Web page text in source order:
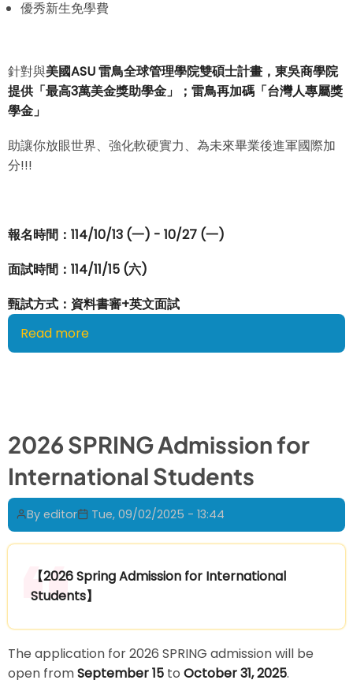
優秀新生免學費
針對與美國ASU 雷鳥全球管理學院雙碩士計畫，東吳商學院
提供「最高3萬美金獎助學金」；雷鳥再加碼「台灣人專屬獎
學金」
助讓你放眼世界、強化軟硬實力、為未來畢業後進軍國際加
分!!!
報名時間：114/10/13 (一) - 10/27 (一)
面試時間：114/11/15 (六)
甄試方式：資料書審+英文面試
Read more
115
企
管
系
碩
士
班
乙
組
(國
商
管)
甄
2026 SPRING Admission for
International Students
By editor Tue, 09/02/2025 - 13:44
【2026 Spring Admission for International
Students】
The application for 2026 SPRING admission will be
open fromSeptember 15 to October 31, 2025.